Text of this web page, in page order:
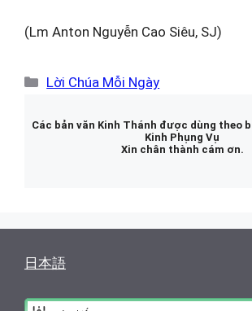
(Lm Anton Nguyễn Cao Siêu, SJ)
Danh
Lời Chúa Mỗi Ngày
Các bản văn Kinh Thánh được dùng theo
Kinh Phụng Vụ
Xin chân thành cám ơn.
日本語